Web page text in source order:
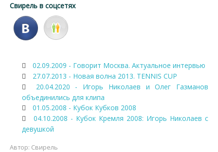
Свирель в соцсетях
02.09.2009 - Говорит Москва. Актуальное интервью
27.07.2013 - Новая волна 2013. TENNIS CUP
20.04.2020 - Игорь Николаев и Олег Газманов
объединились для клипа
01.05.2008 - Кубок Кубков 2008
04.10.2008 - Кубок Кремля 2008: Игорь Николаев с
девушкой
Автор: Свирель